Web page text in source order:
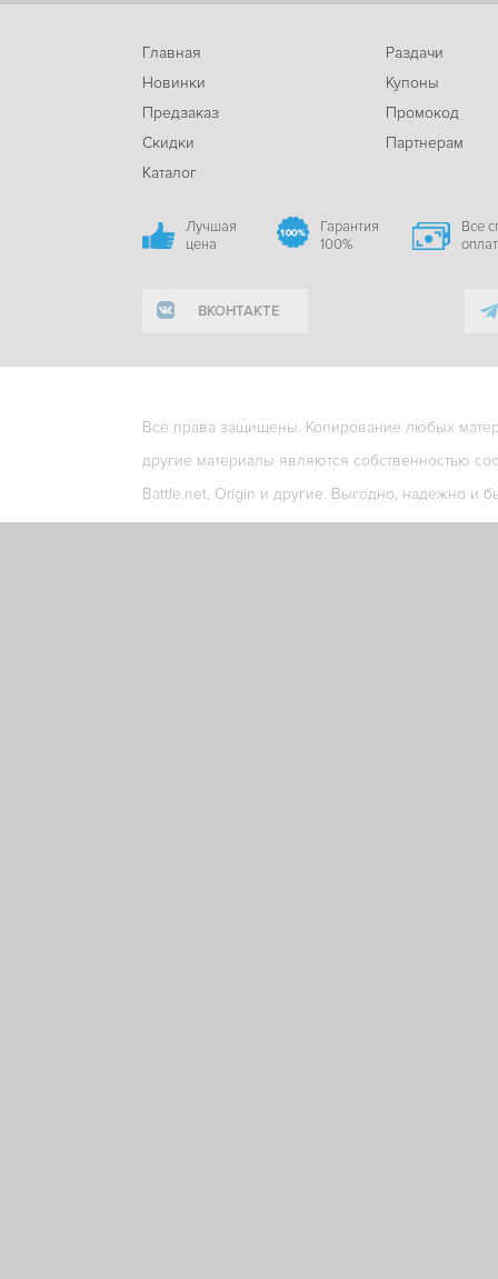
Главная
Новинки
Предзаказ
Скидки
Каталог
Раздачи
Купоны
Промокод
Партнерам
Лучшая
цена
Гарантия
100%
Все
ВКОНТАКТЕ
Все права защищены. Копирование любых
другие материалы являются собственностью
Battle.net, Origin и другие. Выгодно, надежно и